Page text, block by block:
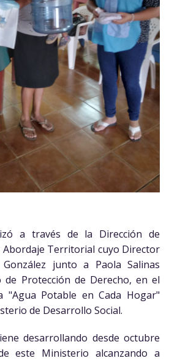
a través de la Dirección de
Abordaje Territorial cuyo Director
junto a Paola Salinas
Protección de Derecho, en el
"Agua Potable en Cada Hogar"
de Desarrollo Social.
desarrollando desde octubre
este Ministerio alcanzando a